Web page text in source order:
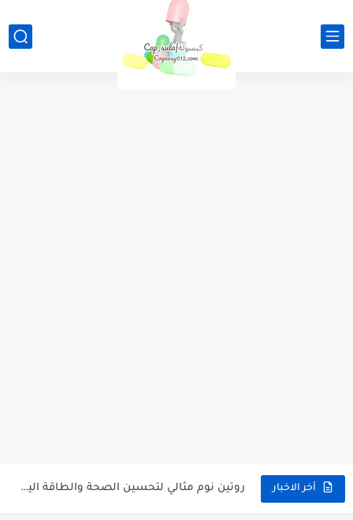
أخر الاخبار روتين نوم مثالي لتحسين الصحة والطاقة اليومية